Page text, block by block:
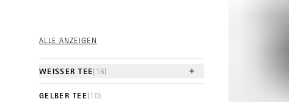
ALLE ANZEIGEN
WEISSER TEE(16)
GELBER TEE(10)